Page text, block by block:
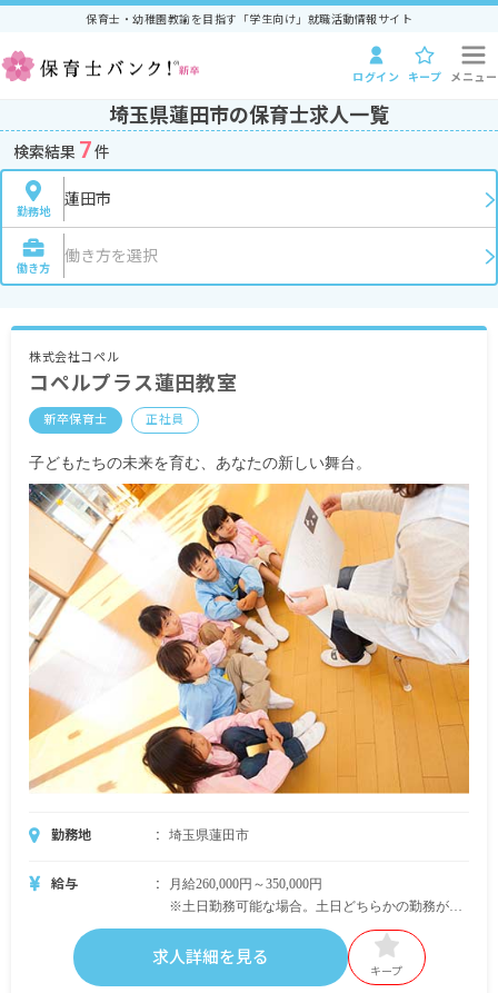
保育士・幼稚園教諭を目指す「学生向け」就職活動情報サイト
ログイン キープ メニュー
埼玉県蓮田市の保育士求人一覧
検索結果 7件
勤務地
蓮田市
働き方
働き方を選択
株式会社コペル
コペルプラス蓮田教室
新卒保育士 正社員
子どもたちの未来を育む、あなたの新しい舞台。
勤務地 埼玉県蓮田市
給与
月給260,000円～350,000円
※土日勤務可能な場合。土日どちらかの勤務がで
きない方は月給240,000円～
※みなし残業代10時間分（13,000円以上）を含
む。10時間を超過した場合は別途支給。
求人詳細を見る
キープ